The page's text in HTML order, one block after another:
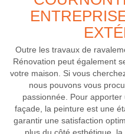
Outre les travaux de
Rénovation peut également
votre maison. Si vous
nous pouvons vous
passionnée. Pour
façade, la peinture est une
garantir une satisfaction